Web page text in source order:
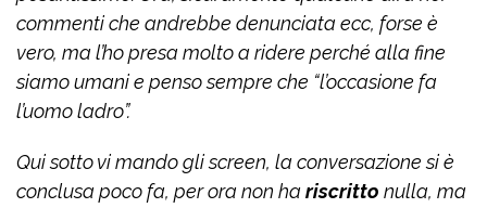
commenti che andrebbe denunciata ecc, forse è
vero, ma l’ho presa molto a ridere perché alla fine
siamo umani e penso sempre che “l’occasione fa
l’uomo ladro”.
Qui sotto vi mando gli screen, la conversazione si è
conclusa poco fa, per ora non hariscritto nulla, ma